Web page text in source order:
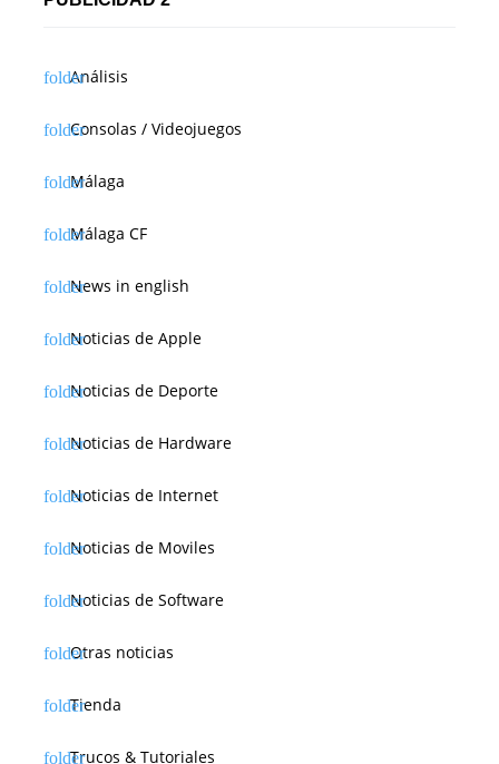
Análisis
Consolas / Videojuegos
Málaga
Málaga CF
News in english
Noticias de Apple
Noticias de Deporte
Noticias de Hardware
Noticias de Internet
Noticias de Moviles
Noticias de Software
Otras noticias
Tienda
Trucos & Tutoriales